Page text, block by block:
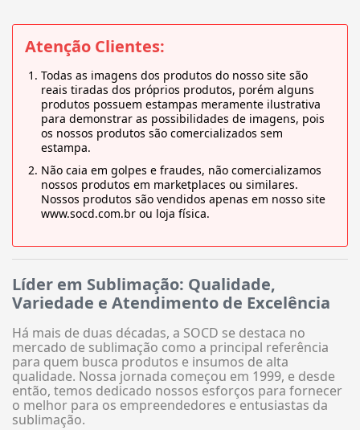
Atenção Clientes:
Todas as imagens dos produtos do nosso site são
reais tiradas dos próprios produtos, porém alguns
produtos possuem estampas meramente ilustrativa
para demonstrar as possibilidades de imagens, pois
os nossos produtos são comercializados sem
estampa.
Não caia em golpes e fraudes, não comercializamos
nossos produtos em marketplaces ou similares.
Nossos produtos são vendidos apenas em nosso site
www.socd.com.br ou loja física.
Líder em Sublimação: Qualidade,
Variedade e Atendimento de Excelência
Há mais de duas décadas, a SOCD se destaca no
mercado de sublimação como a principal referência
para quem busca produtos e insumos de alta
qualidade. Nossa jornada começou em 1999, e desde
então, temos dedicado nossos esforços para fornecer
o melhor para os empreendedores e entusiastas da
sublimação.